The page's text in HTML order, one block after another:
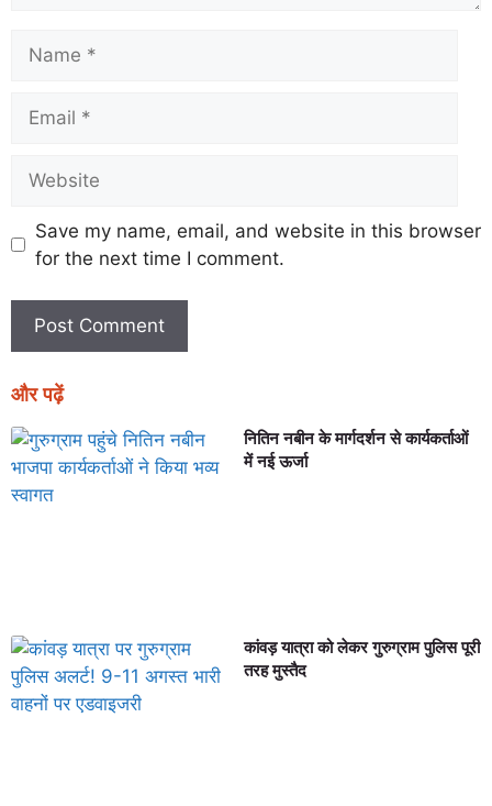
Save my name, email, and website in this browser
for the next time I comment.
और पढ़ें
नितिन नबीन के मार्गदर्शन से कार्यकर्ताओं
में नई ऊर्जा
कांवड़ यात्रा को लेकर गुरुग्राम पुलिस पूरी
तरह मुस्तैद